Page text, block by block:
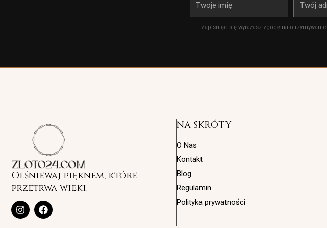
Zapisując się wyrażasz zgodę na
Olśniewaj pięknem, które
przetrwa wieki.
I
n
F
a
NA SKRÓTY
O Nas
Kontakt
Blog
Regulamin
Polityka prywatności